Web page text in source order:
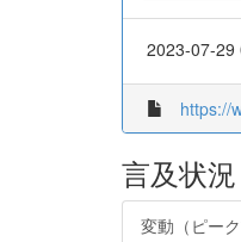
2023-07-29
https://
言及状況
変動（ピーク